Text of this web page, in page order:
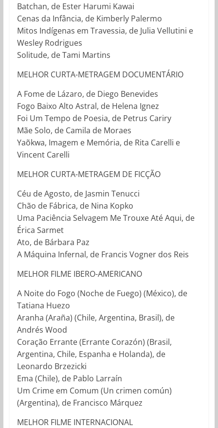
Batchan, de Ester Harumi Kawai
Cenas da Infância, de Kimberly Palermo
Mitos Indígenas em Travessia, de Julia Vellutini e
Wesley Rodrigues
Solitude, de Tami Martins
MELHOR CURTA-METRAGEM DOCUMENTÁRIO
A Fome de Lázaro, de Diego Benevides
Fogo Baixo Alto Astral, de Helena Ignez
Foi Um Tempo de Poesia, de Petrus Cariry
Mãe Solo, de Camila de Moraes
Yaõkwa, Imagem e Memória, de Rita Carelli e
Vincent Carelli
MELHOR CURTA-METRAGEM DE FICÇÃO
Céu de Agosto, de Jasmin Tenucci
Chão de Fábrica, de Nina Kopko
Uma Paciência Selvagem Me Trouxe Até Aqui, de
Érica Sarmet
Ato, de Bárbara Paz
A Máquina Infernal, de Francis Vogner dos Reis
MELHOR FILME IBERO-AMERICANO
A Noite do Fogo (Noche de Fuego) (México), de
Tatiana Huezo
Aranha (Araña) (Chile, Argentina, Brasil), de
Andrés Wood
Coração Errante (Errante Corazón) (Brasil,
Argentina, Chile, Espanha e Holanda), de
Leonardo Brzezicki
Ema (Chile), de Pablo Larraín
Um Crime em Comum (Un crimen común)
(Argentina), de Francisco Márquez
MELHOR FILME INTERNACIONAL